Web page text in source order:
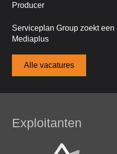
Producer
Serviceplan Group zoekt
Mediaplus
Alle vacatures
Exploitanten